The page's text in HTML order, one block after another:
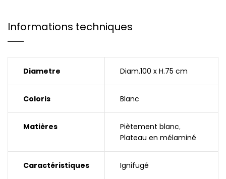
Informations techniques
Diametre Diam.100 x H.75 cm
Coloris Blanc
Matières Piètement blanc,
Plateau en mélaminé
Caractéristiques Ignifugé